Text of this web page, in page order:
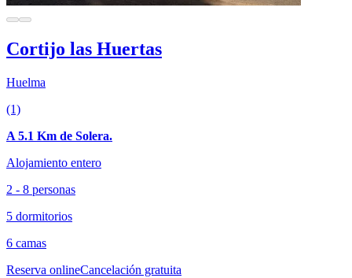
Cortijo las Huertas
Huelma
(1)
A 5.1 Km de Solera.
Alojamiento entero
2 - 8 personas
5 dormitorios
6 camas
Reserva onlineCancelación gratuita